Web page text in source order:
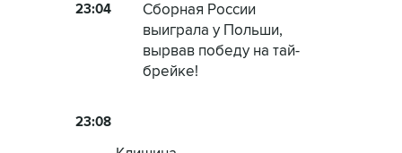
23:04
Сборная России
выиграла у Польши,
вырвав победу на тай-
брейке!
23:08